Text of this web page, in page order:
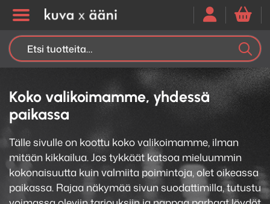
Etsi:
Koko valikoimamme, yhdessä
paikassa
Tälle sivulle on koottu koko valikoimamme, ilman
mitään kikkailua. Jos tykkäät katsoa mieluummin
kokonaisuutta kuin valmiita poimintoja, olet oikeassa
paikassa. Rajaa näkymää sivun suodattimilla, tutustu